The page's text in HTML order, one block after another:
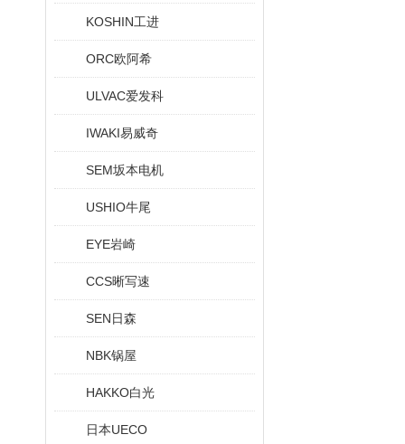
KOSHIN工进
ORC欧阿希
ULVAC爱发科
IWAKI易威奇
SEM坂本电机
USHIO牛尾
EYE岩崎
CCS晰写速
SEN日森
NBK锅屋
HAKKO白光
日本UECO